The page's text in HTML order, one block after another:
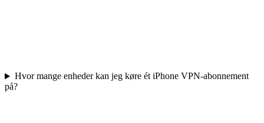
Hvor mange enheder kan jeg køre ét iPhone VPN-abonnement
på?